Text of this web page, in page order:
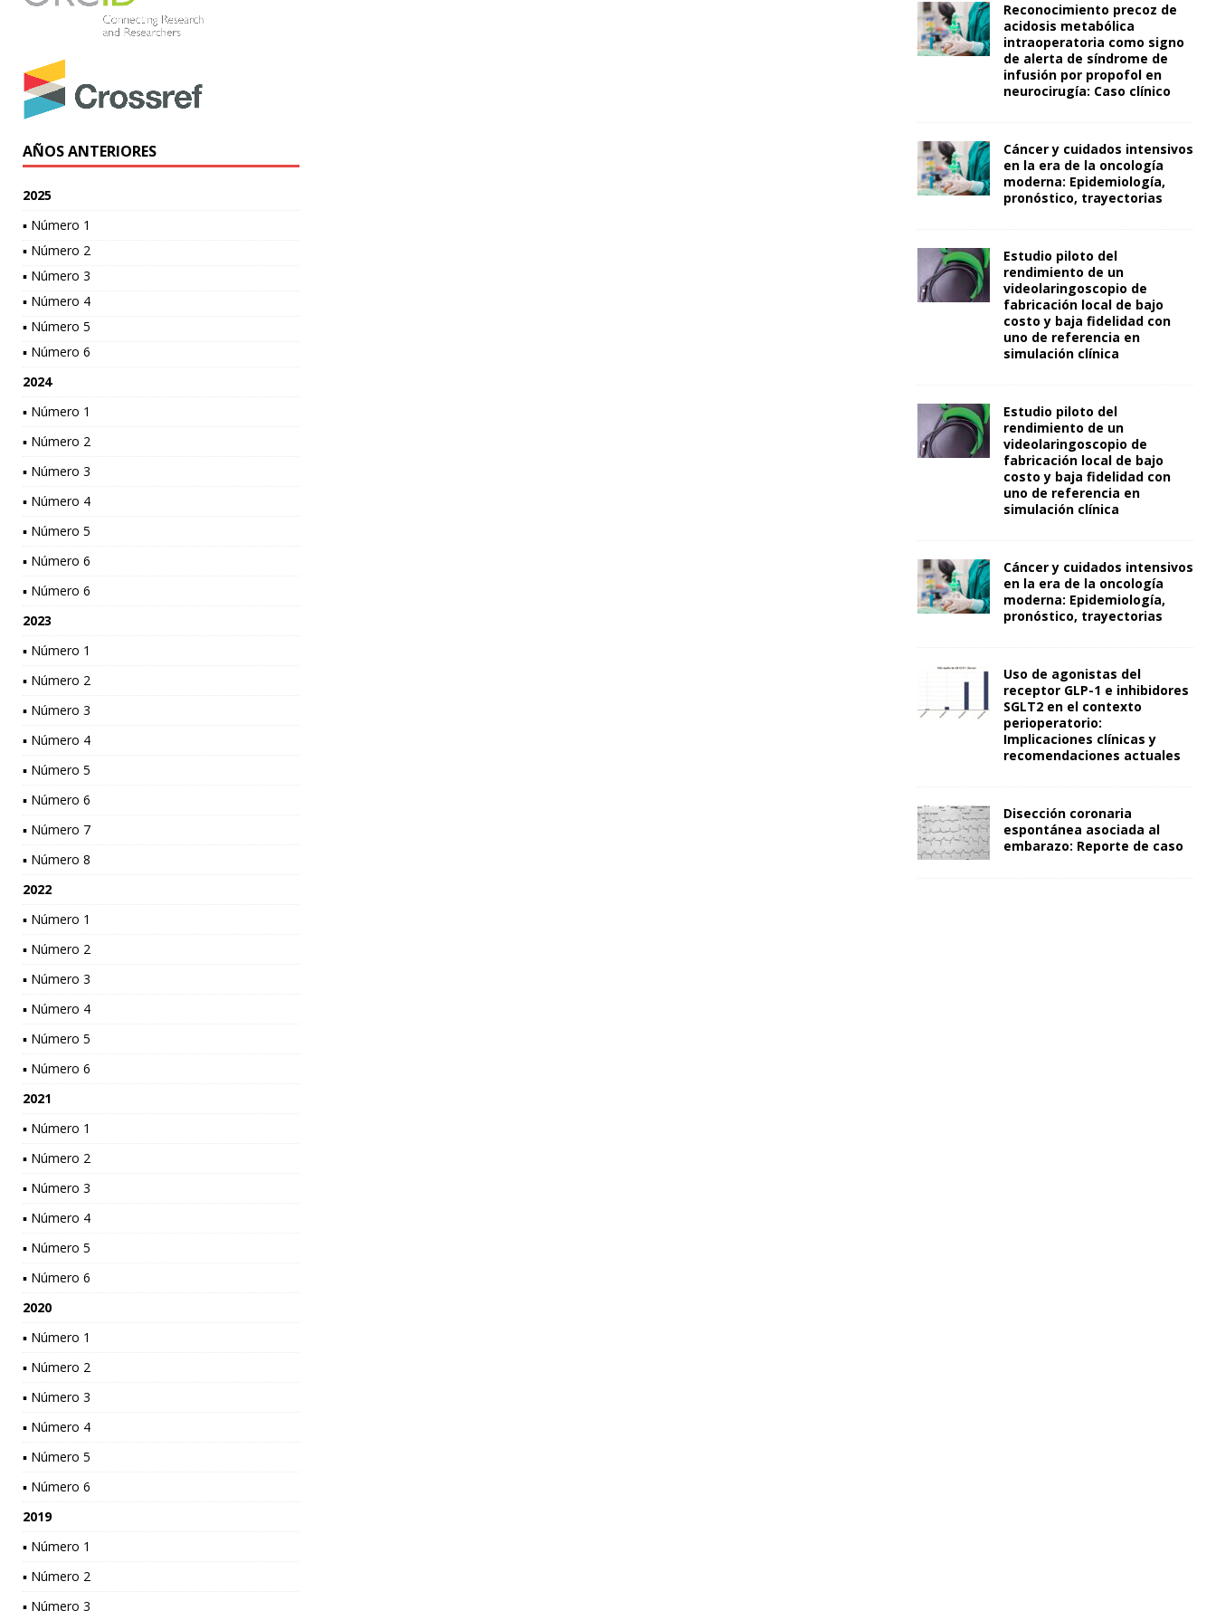
AÑOS ANTERIORES
2025
▪ Número 1
▪ Número 2
▪ Número 3
▪ Número 4
▪ Número 5
▪ Número 6
2024
▪ Número 1
▪ Número 2
▪ Número 3
▪ Número 4
▪ Número 5
▪ Número 6
▪ Número 6
2023
▪ Número 1
▪ Número 2
▪ Número 3
▪ Número 4
▪ Número 5
▪ Número 6
▪ Número 7
▪ Número 8
2022
▪ Número 1
▪ Número 2
▪ Número 3
▪ Número 4
▪ Número 5
▪ Número 6
2021
▪ Número 1
▪ Número 2
▪ Número 3
▪ Número 4
▪ Número 5
▪ Número 6
2020
▪ Número 1
▪ Número 2
▪ Número 3
▪ Número 4
▪ Número 5
▪ Número 6
2019
▪ Número 1
▪ Número 2
▪ Número 3
Reconocimiento precoz de
acidosis metabólica
intraoperatoria como signo
de alerta de síndrome de
infusión por propofol en
neurocirugía: Caso clínico
Cáncer y cuidados intensivos
en la era de la oncología
moderna: Epidemiología,
pronóstico, trayectorias
Estudio piloto del
rendimiento de un
videolaringoscopio de
fabricación local de bajo
costo y baja fidelidad con
uno de referencia en
simulación clínica
Estudio piloto del
rendimiento de un
videolaringoscopio de
fabricación local de bajo
costo y baja fidelidad con
uno de referencia en
simulación clínica
Cáncer y cuidados intensivos
en la era de la oncología
moderna: Epidemiología,
pronóstico, trayectorias
Uso de agonistas del
receptor GLP-1 e inhibidores
SGLT2 en el contexto
perioperatorio:
Implicaciones clínicas y
recomendaciones actuales
Disección coronaria
espontánea asociada al
embarazo: Reporte de caso